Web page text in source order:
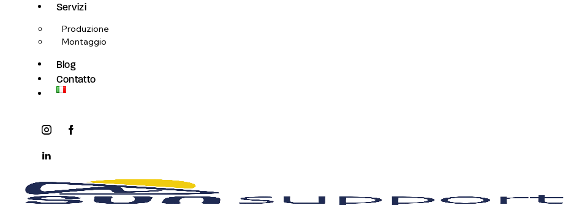
Servizi
Produzione
Montaggio
Blog
Contatto
instagramfacebook-
linkedin